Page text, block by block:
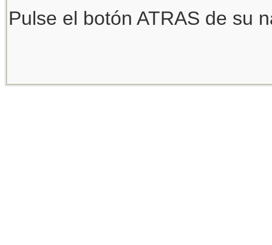
Pulse el botón ATRAS de su